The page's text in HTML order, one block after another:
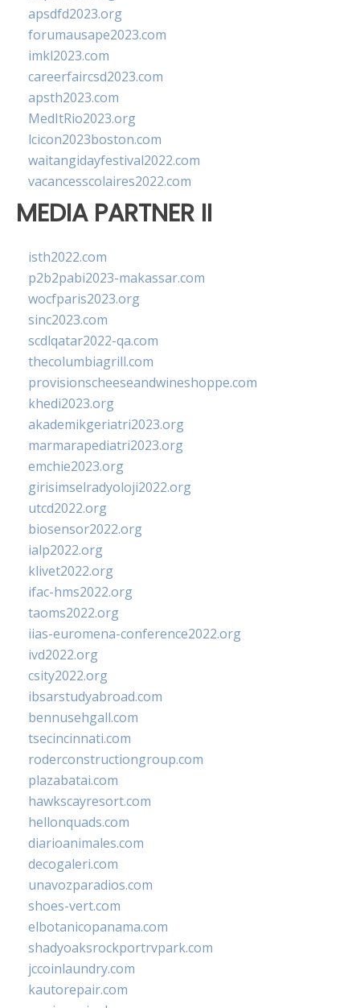
apsdfd2023.org
forumausape2023.com
imkl2023.com
careerfaircsd2023.com
apsth2023.com
MedItRio2023.org
lcicon2023boston.com
waitangidayfestival2022.com
vacancesscolaires2022.com
MEDIA PARTNER II
isth2022.com
p2b2pabi2023-makassar.com
wocfparis2023.org
sinc2023.com
scdlqatar2022-qa.com
thecolumbiagrill.com
provisionscheeseandwineshoppe.com
khedi2023.org
akademikgeriatri2023.org
marmarapediatri2023.org
emchie2023.org
girisimselradyoloji2022.org
utcd2022.org
biosensor2022.org
ialp2022.org
klivet2022.org
ifac-hms2022.org
taoms2022.org
iias-euromena-conference2022.org
ivd2022.org
csity2022.org
ibsarstudyabroad.com
bennusehgall.com
tsecincinnati.com
roderconstructiongroup.com
plazabatai.com
hawkscayresort.com
hellonquads.com
diarioanimales.com
decogaleri.com
unavozparadios.com
shoes-vert.com
elbotanicopanama.com
shadyoaksrockportrvpark.com
jccoinlaundry.com
kautorepair.com